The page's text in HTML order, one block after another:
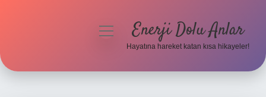
menüyüEnerji Dolu Anlar
Hayatına hareket katan kısa hikayeler!